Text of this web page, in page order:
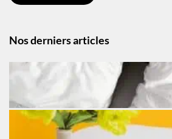
Nos derniers articles